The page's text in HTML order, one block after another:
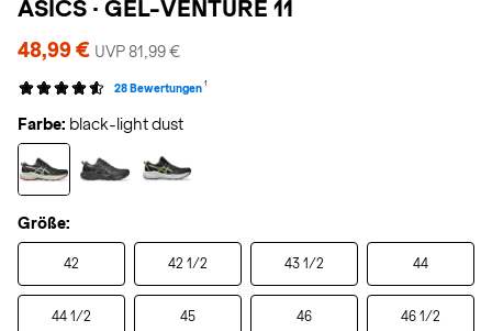
ASICS · GEL-VENTURE 11
48,99 € UVP 81,99 €
28 Bewertungen 1
Farbe: black-light dust
Größe:
42 42 1/2 43 1/2 44
44 1/2 45 46 46 1/2